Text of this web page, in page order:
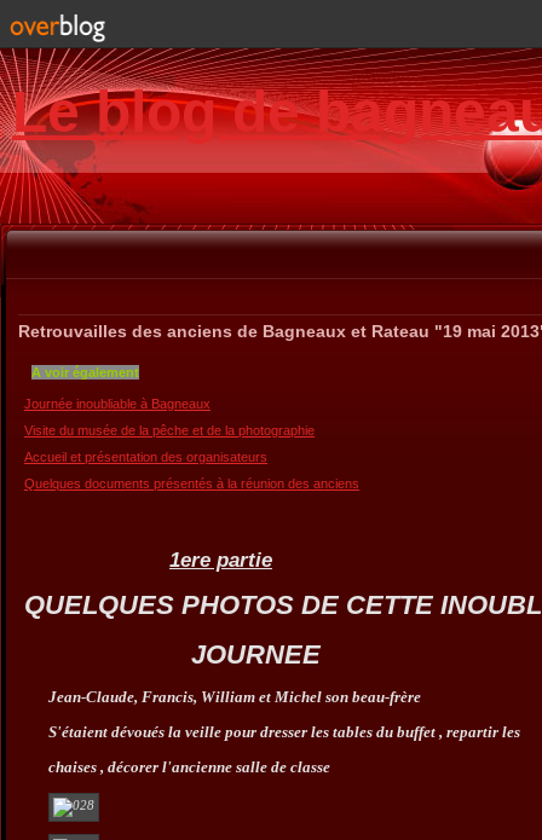
Le blog de
Retrouvailles des anciens de Bagneaux et Rateau "19 mai
A voir également
Journée inoubliable à Bagneaux
Visite du musée de la pêche et de la photographie
Accueil et présentation des organisateurs
Quelques documents présentés à la réunion des anciens
1ere partie
QUELQUES PHOTOS DE CETTE
JOURNEE
Jean-Claude, Francis, William et Michel son beau-frère
S'étaient dévoués la veille pour dresser les tables du buffet , repartir les
chaises , décorer l'ancienne salle de classe